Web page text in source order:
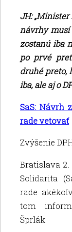
JH:
návrhy musí
zostanú iba
po prvé
druhé preto,
iba, ale aj o
SaS: Návrh
rade vetovať
Zvýšenie
Bratislava 2.
Solidarita
rade
tom
Šprlák.